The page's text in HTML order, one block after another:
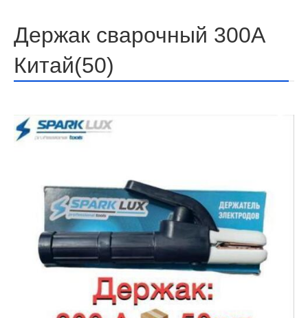
Держак сварочный 300А
Китай(50)